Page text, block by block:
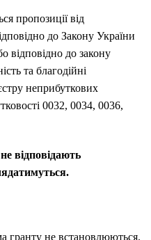
пропозиції від
до Закону України
відповідно до закону
та благодійні
неприбуткових
0032, 0034, 0036,
відповідають
гранту не встановлюються.